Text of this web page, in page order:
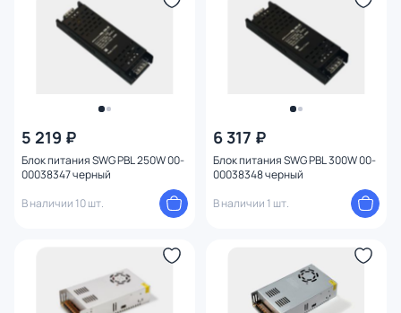
5 219 ₽
Блок питания SWG PBL 250W 00-
00038347 черный
В наличии 10 шт.
6 317 ₽
Блок питания SWG PBL 300W 00-
00038348 черный
В наличии 1 шт.